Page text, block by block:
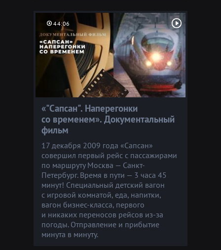
44:06
«"Сапсан". Наперегонки
со временем». Документальный
фильм
17 декабря 2009 года «Сапсан»
совершил первый рейс с пассажирами
по маршруту Москва — Санкт-
Петербург. Время в пути — 3 часа 45
минут! Специальный детский вагон
с игровой комнатой, еда, напитки,
вагон бизнес-класса, первого
и никаких переносов рейсов из-за
погоды. Отправление и прибытие
минута в минуту.